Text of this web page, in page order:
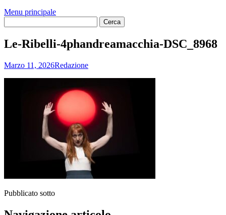
Menu principale
Le-Ribelli-4phandreamacchia-DSC_8968
Marzo 11, 2026Redazione
Pubblicato sotto